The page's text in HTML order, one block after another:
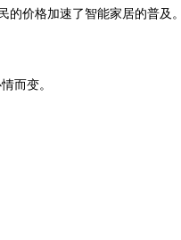
价格加速了智能家居的普及。
而变。